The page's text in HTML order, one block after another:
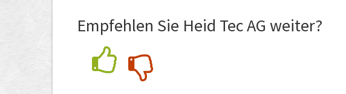
Empfehlen Sie Heid Tec AG weiter?